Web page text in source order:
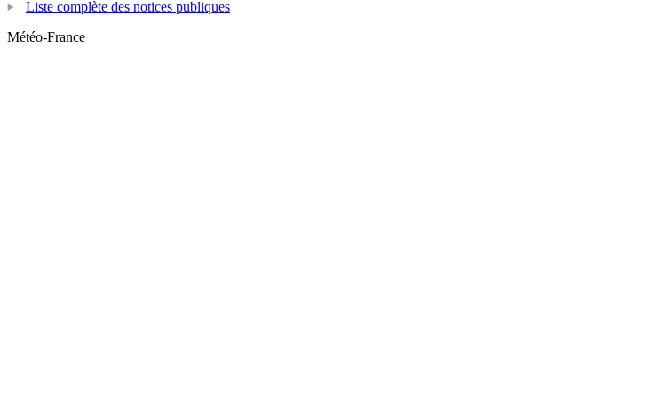
Liste complète des notices publiques
Météo-France